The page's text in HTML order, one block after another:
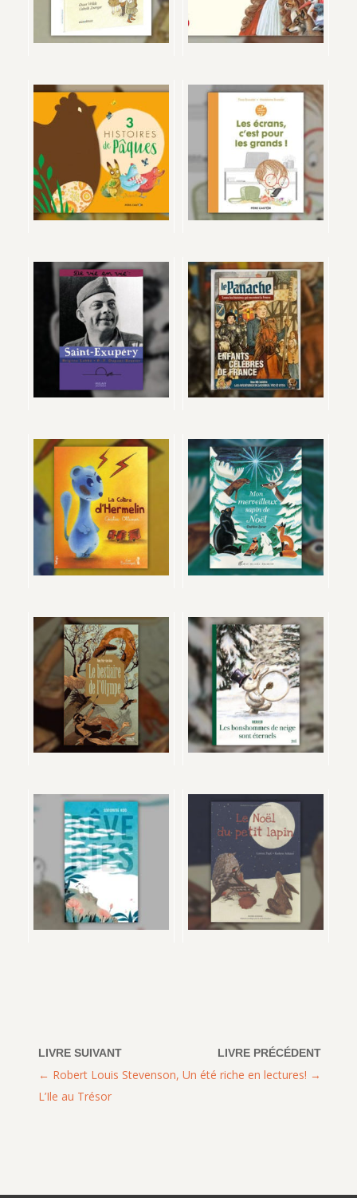
Un été riche en lectures!
Robert Louis Stevenson,
L’Ile au Trésor